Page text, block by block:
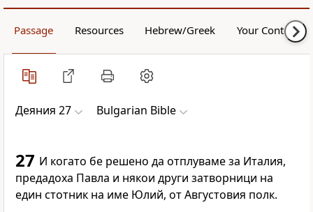
Passage Resources Hebrew/Greek Your Content
Деяния 27 Bulgarian Bible
27 И когато бе решено да отплуваме за Италия,
предадоха Павла и някои други затворници на
един стотник на име Юлий, от Августовия полк.